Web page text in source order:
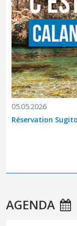
05.05.2026
Réservation
AGENDA